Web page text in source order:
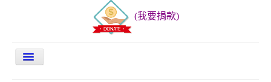
(我要捐款)